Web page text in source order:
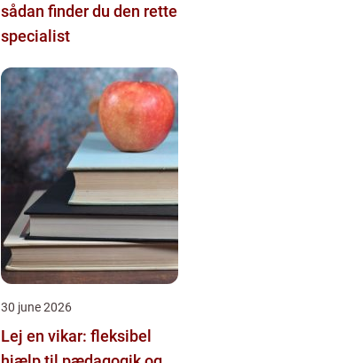
sådan finder du den rette
specialist
30 june 2026
Lej en vikar: fleksibel